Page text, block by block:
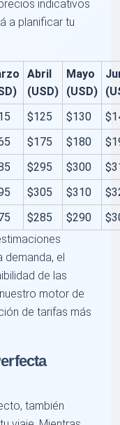
indicativos
a planificar tu
Abril
(USD)
Mayo
(USD)
$125 $130
$175 $180
$295 $300
$305 $310
$285 $290
demanda, el
de las
motor de
de tarifas más
también